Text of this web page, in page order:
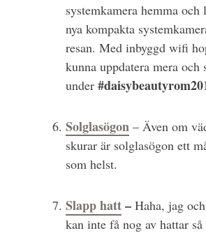
systemkamera hemma
nya kompakta
resan. Med inbyggd wifi
kunna uppdatera mera och
under
Solglasögon – Även om
skurar är solglasögon ett
som helst.
Slapp hatt– Haha, jag
kan inte få nog av hattar